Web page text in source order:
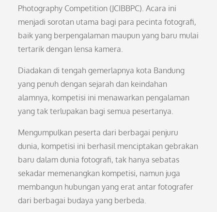
Photography Competition (JCIBBPC). Acara ini
menjadi sorotan utama bagi para pecinta fotografi,
baik yang berpengalaman maupun yang baru mulai
tertarik dengan lensa kamera.
Diadakan di tengah gemerlapnya kota Bandung
yang penuh dengan sejarah dan keindahan
alamnya, kompetisi ini menawarkan pengalaman
yang tak terlupakan bagi semua pesertanya.
Mengumpulkan peserta dari berbagai penjuru
dunia, kompetisi ini berhasil menciptakan gebrakan
baru dalam dunia fotografi, tak hanya sebatas
sekadar memenangkan kompetisi, namun juga
membangun hubungan yang erat antar fotografer
dari berbagai budaya yang berbeda.